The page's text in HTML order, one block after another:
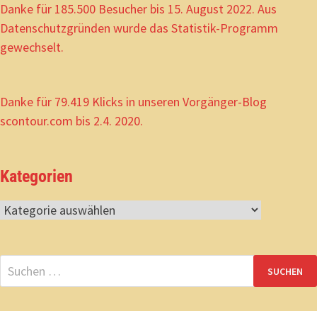
Danke für 185.500 Besucher bis 15. August 2022. Aus
Datenschutzgründen wurde das Statistik-Programm
gewechselt.
Danke für 79.419 Klicks in unseren Vorgänger-Blog
scontour.com bis 2.4. 2020.
Kategorien
Kategorien
Suchen
nach: